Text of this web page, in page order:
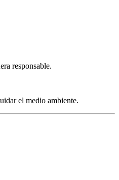
responsable.
el medio ambiente.